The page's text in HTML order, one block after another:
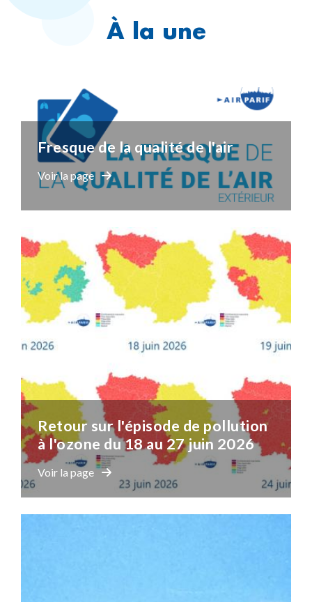
À la une
Fresque de la qualité de l'air
Voir la page
Retour sur l'épisode de pollution
à l'ozone du 18 au 27 juin 2026
Voir la page